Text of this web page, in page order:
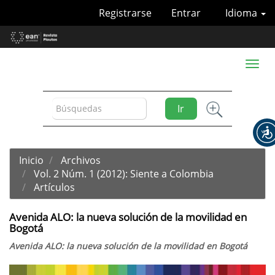
Contenido
principal
Idioma
Registrarse Entrar
Ir
Toggle
Inicio
Archivos
Vol. 2 Núm. 1 (2012): Siente a Colombia
Artículos
Avenida ALO: la nueva solución de la movilidad en
Bogotá
Avenida ALO: la nueva solución de la movilidad en Bogotá